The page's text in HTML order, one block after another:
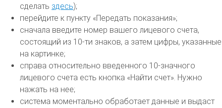
сделать здесь);
перейдите к пункту «Передать показания»;
сначала введите номер вашего лицевого счета,
состоящий из 10-ти знаков, а затем цифры, указанные
на картинке;
справа относительно введенного 10-значного
лицевого счета есть кнопка «Найти счет». Нужно
нажать на нее;
система моментально обработает данные и выдаст